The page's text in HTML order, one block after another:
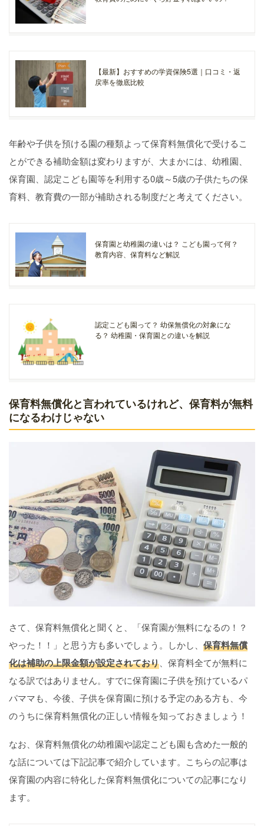
【最新】おすすめの学資保険5選｜口コミ・返
戻率を徹底比較
年齢や子供を預ける園の種類よって保育料無償化で受けるこ
とができる補助金額は変わりますが、大まかには、幼稚園、
保育園、認定こども園等を利用する0歳～5歳の子供たちの保
育料、教育費の一部が補助される制度だと考えてください。
保育園と幼稚園の違いは？ こども園って何？
教育内容、保育料など解説
認定こども園って？ 幼保無償化の対象にな
る？ 幼稚園・保育園との違いを解説
保育料無償化と言われているけれど、保育料が無料
になるわけじゃない
さて、保育料無償化と聞くと、「保育園が無料になるの！？
やった！！」と思う方も多いでしょう。しかし、 保育料無償
化は補助の上限金額が設定されており 、保育料全てが無料に
なる訳ではありません。すでに保育園に子供を預けているパ
パママも、今後、子供を保育園に預ける予定のある方も、今
のうちに保育料無償化の正しい情報を知っておきましょう！
なお、保育料無償化の幼稚園や認定こども園も含めた一般的
な話については下記記事で紹介しています。こちらの記事は
保育園の内容に特化した保育料無償化についての記事になり
ます。